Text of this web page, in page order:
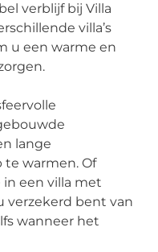
verblijf bij Villa
villa’s
u een warme en
lange
warmen. Of
een villa met
verzekerd bent van
wanneer het